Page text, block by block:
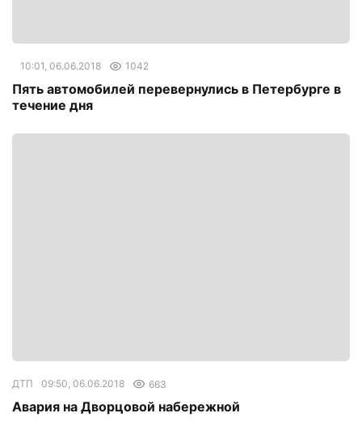
10:01, 06.06.2018 1042
Пять автомобилей перевернулись в Петербурге в
течение дня
ДТП 09:50, 06.06.2018 663
Авария на Дворцовой набережной